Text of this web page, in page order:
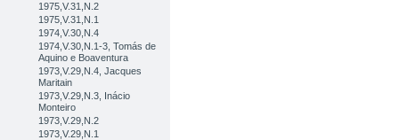
1975,V.31,N.2
1975,V.31,N.1
1974,V.30,N.4
1974,V.30,N.1-3, Tomás de
Aquino e Boaventura
1973,V.29,N.4, Jacques
Maritain
1973,V.29,N.3, Inácio
Monteiro
1973,V.29,N.2
1973,V.29,N.1